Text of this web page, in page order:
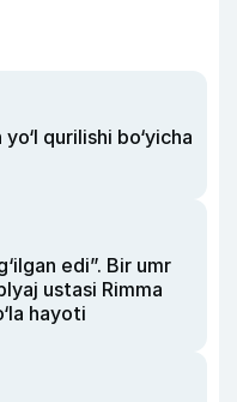
qurilishi bo‘yicha
edi”. Bir umr
ustasi Rimma
hayoti